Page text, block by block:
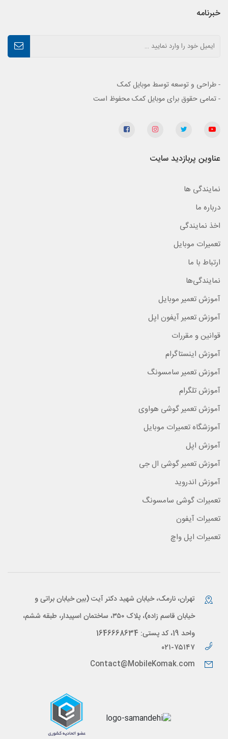
خبرنامه
- طراحی و توسعه توسط موبایل کمک
- تمامی حقوق برای موبایل کمک محفوظ است
عناوین پربازدید سایت
نمایندگی ها
درباره ما
اخذ نمایندگی
تعمیرات موبایل
ارتباط با ما
نمایندگی‌ها
آموزش تعمیر موبایل
آموزش تعمیر آیفون اپل
قوانین و مقررات
آموزش اینستاگرام
آموزش تعمیر سامسونگ
آموزش تلگرام
آموزش تعمیر گوشی هواوی
آموزشگاه تعمیرات موبایل
آموزش اپل
آموزش تعمیر گوشی ال جی
آموزش اندروید
تعمیرات گوشی سامسونگ
تعمیرات آیفون
تعمیرات اپل واچ
تهران، نارمک، خیابان شهید دکتر آیت (بین خیابان براتی و
خیابان قاسم زاده)، پلاک ۳۵۰، ساختمان اسپیدار، طبقه ششم،
واحد 19، کد پستی: 1646668634
۰۲۱-۷۵۱۴۷
Contact@MobileKomak.com